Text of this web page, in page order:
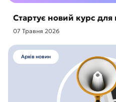
Стартує новий курс для
07 Травня 2026
Архів новин